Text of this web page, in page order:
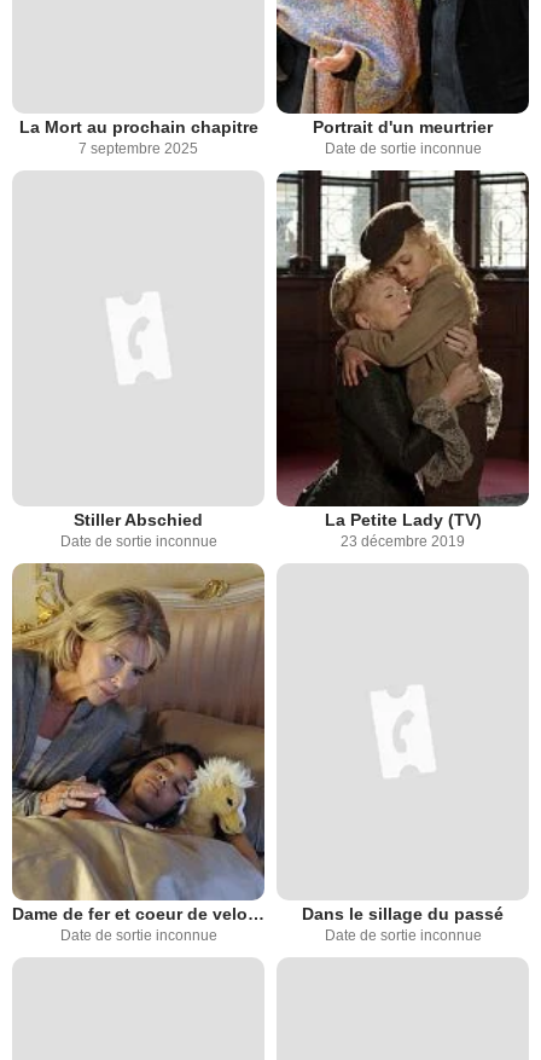
La Mort au prochain chapitre
7 septembre 2025
Portrait d'un meurtrier
Date de sortie inconnue
Stiller Abschied
Date de sortie inconnue
La Petite Lady (TV)
23 décembre 2019
Dame de fer et coeur de velours
Date de sortie inconnue
Dans le sillage du passé
Date de sortie inconnue